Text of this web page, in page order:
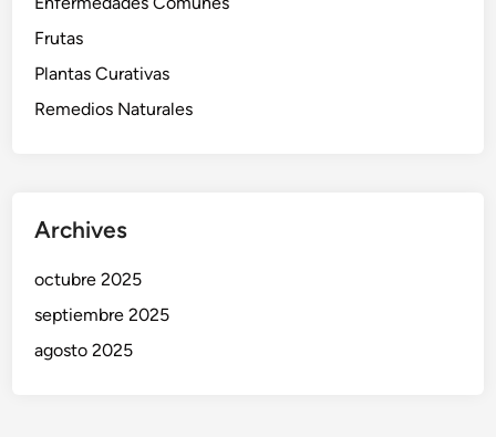
Frutas
Plantas Curativas
Remedios Naturales
Archives
octubre 2025
septiembre 2025
agosto 2025